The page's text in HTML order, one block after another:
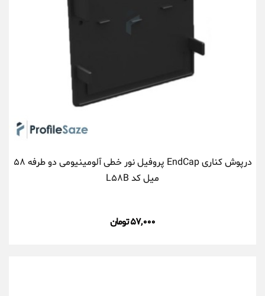
درپوش کناری EndCap پروفیل نور خطی آلومینیومی دو طرفه ۵۸
میل کد L۵۸B
۵۷,۰۰۰ تومان